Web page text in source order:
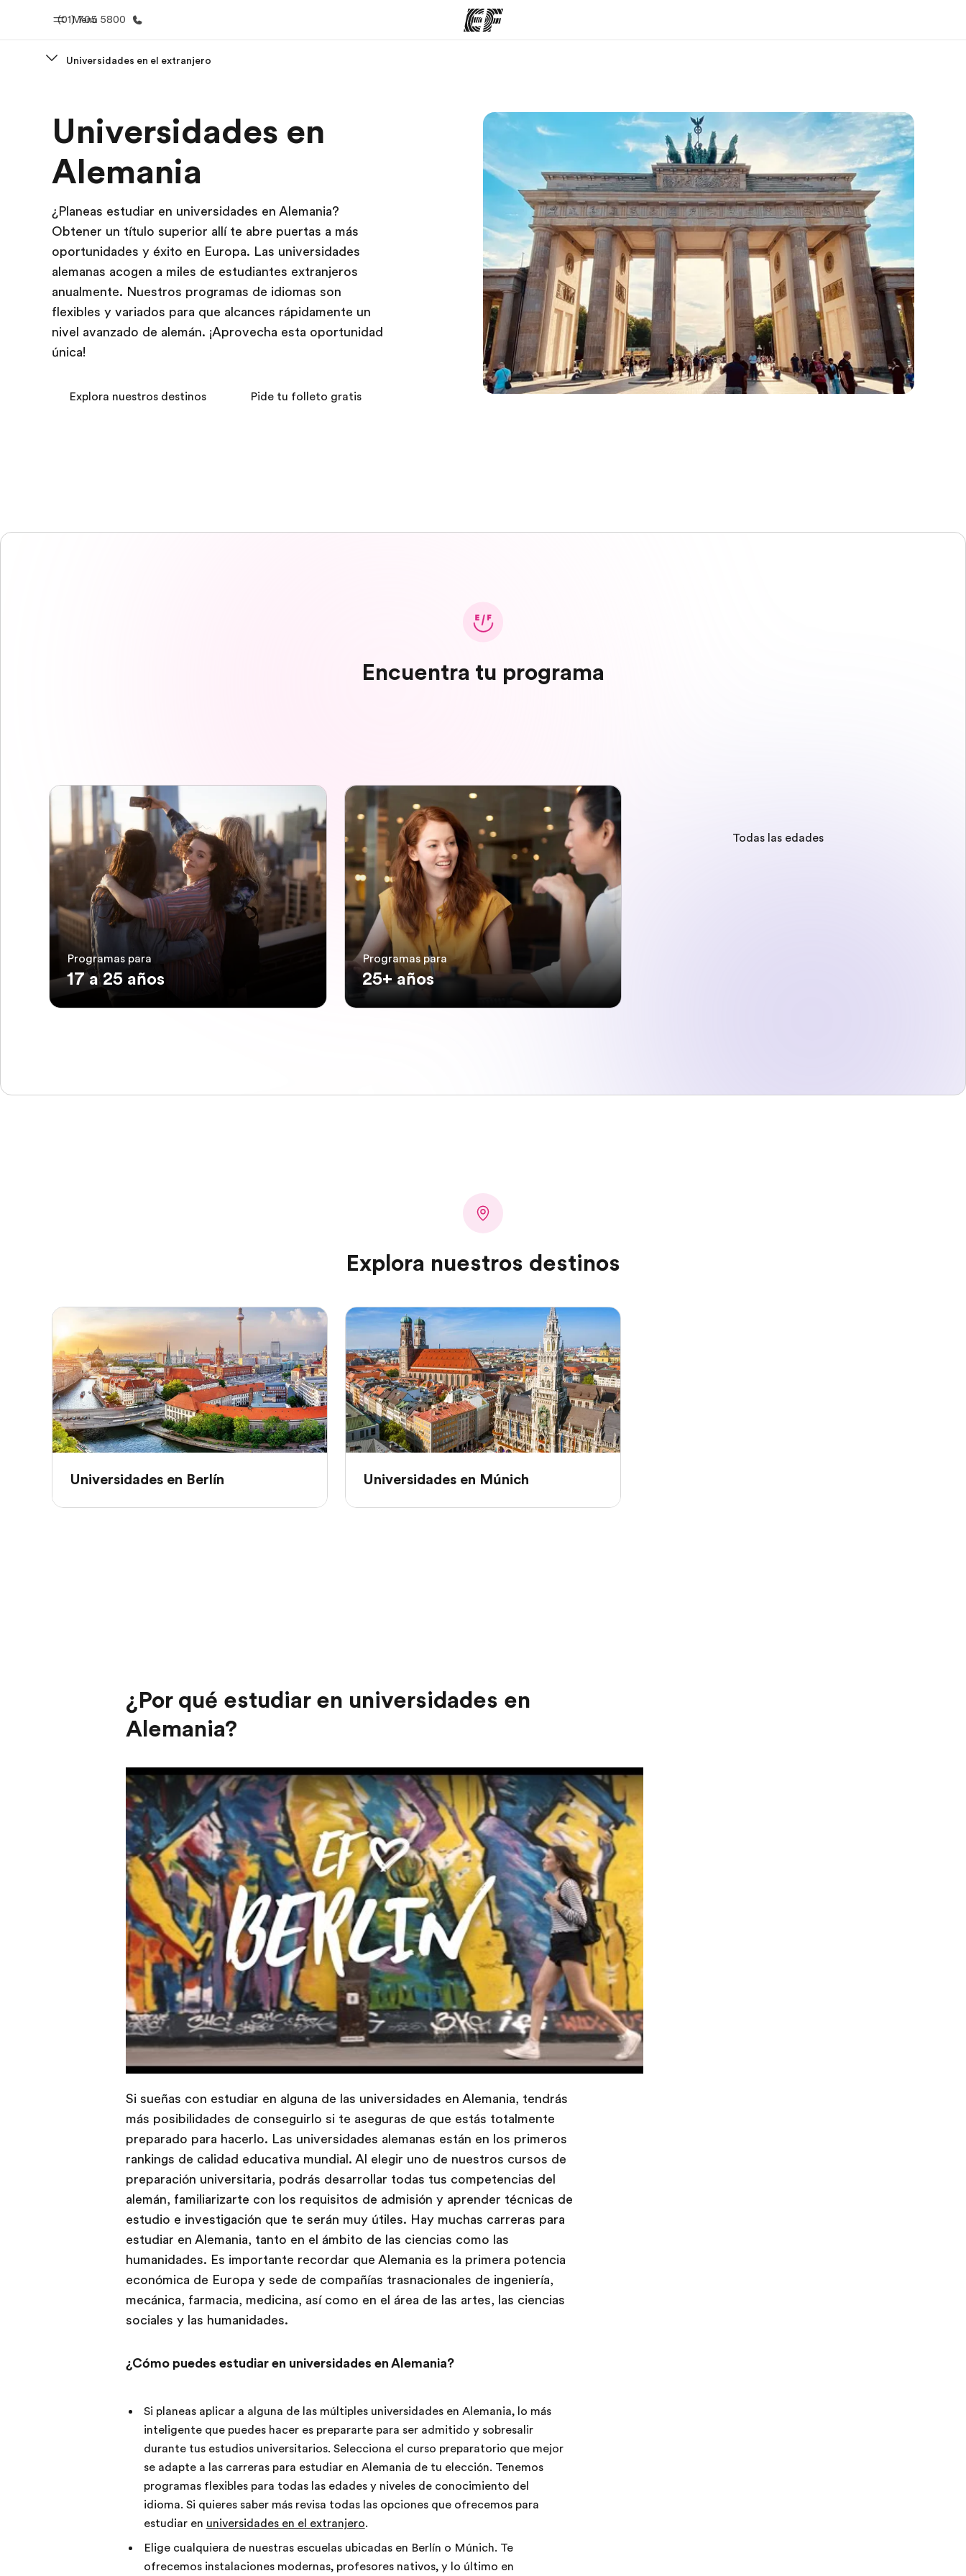
Menú
(01) 705 5800
Bienvenido a EF Ver todo lo que hacemos Encuentra una oficina Quiénes somos Únete al equipo
Universidades en el extranjero
Universidades en
Alemania
¿Planeas estudiar en universidades en Alemania?
Obtener un título superior allí te abre puertas a más
oportunidades y éxito en Europa. Las universidades
alemanas acogen a miles de estudiantes extranjeros
anualmente. Nuestros programas de idiomas son
flexibles y variados para que alcances rápidamente un
nivel avanzado de alemán. ¡Aprovecha esta oportunidad
única!
Explora nuestros destinos Pide tu folleto gratis
Encuentra tu programa
Programas para
17 a 25 años
Programas para
25+ años
Todas las edades
Explora nuestros destinos
Universidades en Berlín Universidades en Múnich
¿Por qué estudiar en universidades en
Alemania?
Play
Si sueñas con estudiar en alguna de las universidades en Alemania, tendrás
más posibilidades de conseguirlo si te aseguras de que estás totalmente
preparado para hacerlo. Las universidades alemanas están en los primeros
rankings de calidad educativa mundial. Al elegir uno de nuestros cursos de
preparación universitaria, podrás desarrollar todas tus competencias del
alemán, familiarizarte con los requisitos de admisión y aprender técnicas de
estudio e investigación que te serán muy útiles. Hay muchas carreras para
estudiar en Alemania, tanto en el ámbito de las ciencias como las
humanidades. Es importante recordar que Alemania es la primera potencia
económica de Europa y sede de compañías trasnacionales de ingeniería,
mecánica, farmacia, medicina, así como en el área de las artes, las ciencias
sociales y las humanidades.
¿Cómo puedes estudiar en universidades en Alemania?
Si planeas aplicar a alguna de las múltiples universidades en Alemania, lo más
inteligente que puedes hacer es prepararte para ser admitido y sobresalir
durante tus estudios universitarios. Selecciona el curso preparatorio que mejor
se adapte a las carreras para estudiar en Alemania de tu elección. Tenemos
programas flexibles para todas las edades y niveles de conocimiento del
idioma. Si quieres saber más revisa todas las opciones que ofrecemos para
estudiar en universidades en el extranjero.
Elige cualquiera de nuestras escuelas ubicadas en Berlín o Múnich. Te
ofrecemos instalaciones modernas, profesores nativos, y lo último en